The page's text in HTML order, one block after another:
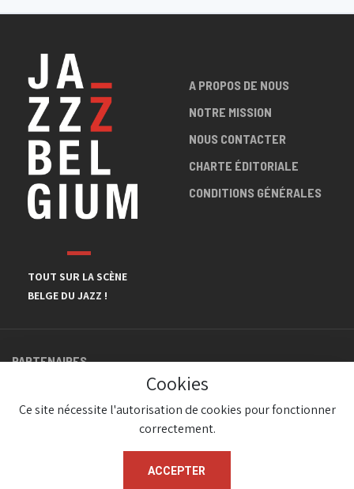
TOUT SUR LA SCÈNE
BELGE DU JAZZ !
A PROPOS DE NOUS
NOTRE MISSION
NOUS CONTACTER
CHARTE ÉDITORIALE
CONDITIONS GÉNÉRALES
PARTENAIRES
Cookies
Ce site nécessite l'autorisation de cookies pour fonctionner
correctement.
ACCEPTER